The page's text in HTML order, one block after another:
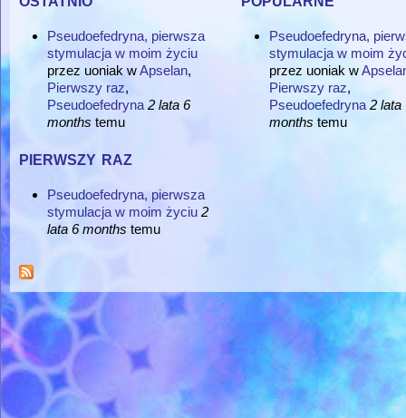
Pseudoefedryna, pierwsza
stymulacja w moim życiu
przez uoniak wApselan,
Pierwszy raz,
Pseudoefedryna 2 lata 6
months temu
pierwszy raz
Pseudoefedryna, pierwsza
stymulacja w moim życiu 2
lata 6 months temu
Pseudoefedryna,
stymulacja w moim
przez uoniak w
Pierwszy raz,
Pseudoefedryna 2 lata
months temu